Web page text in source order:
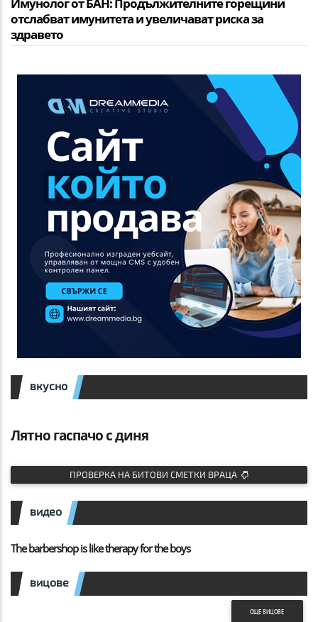
Имунолог от БАН: Продължителните горещини
отслабват имунитета и увеличават риска за
здравето
вкусно
Лятно гаспачо с диня
ПРОВЕРКА НА БИТОВИ СМЕТКИ ВРАЦА
видео
The barbershop is like therapy for the boys
вицове
ОЩЕ ВИЦОВЕ